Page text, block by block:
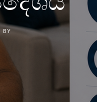
BY